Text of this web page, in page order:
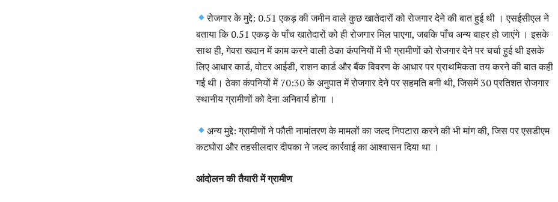
रोजगार के मुद्दे: 0.51 एकड़ की जमीन वाले कुछ खातेदारों को रोजगार देने की बात हुई थी । एसईसीएल ने
बताया कि 0.51 एकड़ के पाँच खातेदारों को ही रोजगार मिल पाएगा, जबकि पाँच अन्य बाहर हो जाएंगे । इसके
साथ ही, गेवरा खदान में काम करने वाली ठेका कंपनियों में भी ग्रामीणों को रोजगार देने पर चर्चा हुई थी इसके
लिए आधार कार्ड, वोटर आईडी, राशन कार्ड और बैंक विवरण के आधार पर प्राथमिकता तय करने की बात कही
गई थी। ठेका कंपनियों में 70:30 के अनुपात में रोजगार देने पर सहमति बनी थी, जिसमें 30 प्रतिशत रोजगार
स्थानीय ग्रामीणों को देना अनिवार्य होगा ।
अन्य मुद्दे: ग्रामीणों ने फौती नामांतरण के मामलों का जल्द निपटारा करने की भी मांग की, जिस पर एसडीएम
कटघोरा और तहसीलदार दीपका ने जल्द कार्रवाई का आश्वासन दिया था ।
आंदोलन की तैयारी में ग्रामीण